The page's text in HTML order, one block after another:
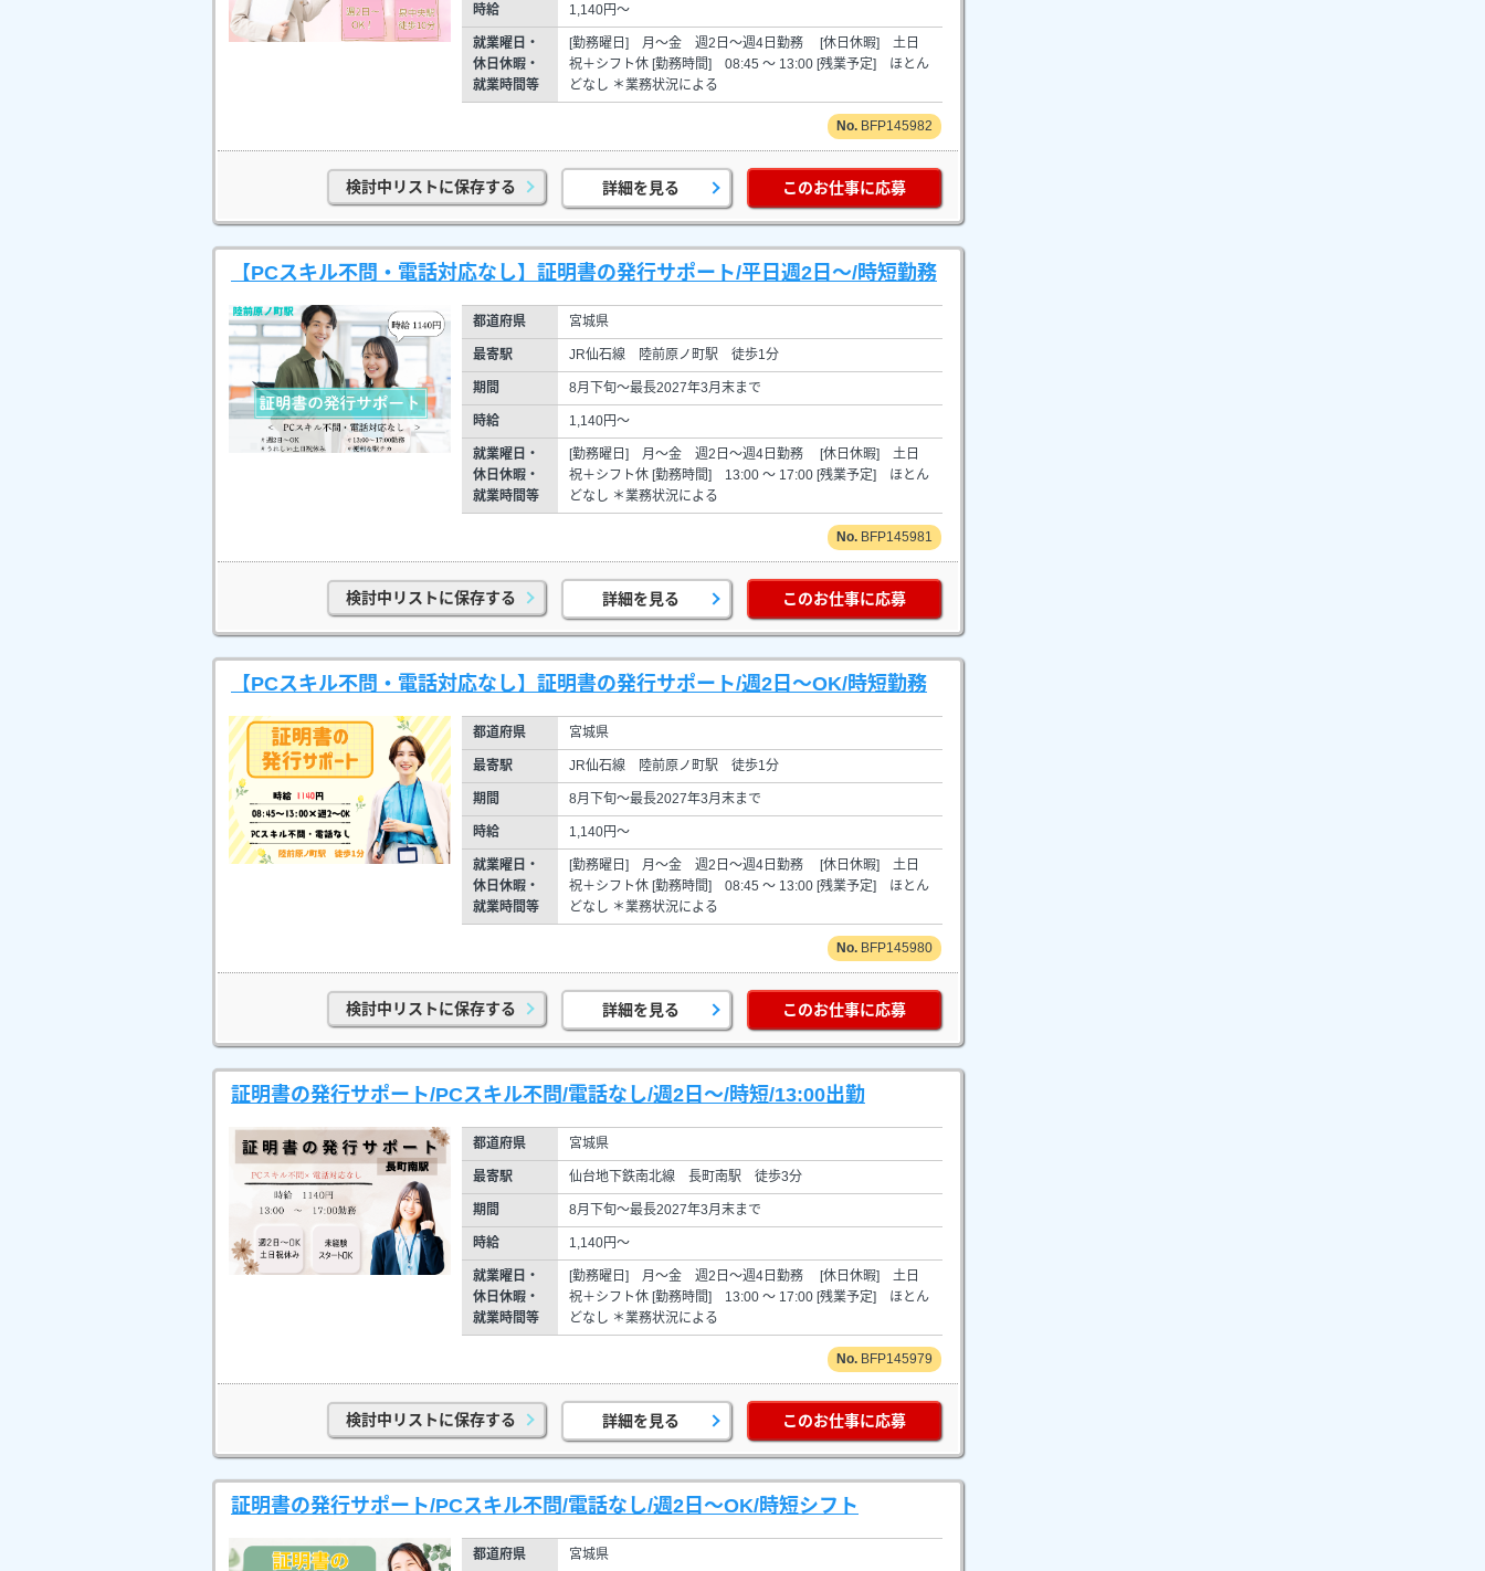
時給 1,140円～
就業曜日・
休日休暇・
就業時間等
[勤務曜日] 月～金 週2日～週4日勤務 [休日休暇] 土日
祝＋シフト休 [勤務時間] 08:45 ～ 13:00 [残業予定] ほとん
どなし ＊業務状況による
BFP145982
検討中リストに保存する 詳細を見る このお仕事に応募
【PCスキル不問・電話対応なし】証明書の発行サポート/平日週2日～/時短勤務
都道府県 宮城県
最寄駅 JR仙石線 陸前原ノ町駅 徒歩1分
期間 8月下旬～最長2027年3月末まで
時給 1,140円～
就業曜日・
休日休暇・
就業時間等
[勤務曜日] 月～金 週2日～週4日勤務 [休日休暇] 土日
祝＋シフト休 [勤務時間] 13:00 ～ 17:00 [残業予定] ほとん
どなし ＊業務状況による
BFP145981
検討中リストに保存する 詳細を見る このお仕事に応募
【PCスキル不問・電話対応なし】証明書の発行サポート/週2日～OK/時短勤務
都道府県 宮城県
最寄駅 JR仙石線 陸前原ノ町駅 徒歩1分
期間 8月下旬～最長2027年3月末まで
時給 1,140円～
就業曜日・
休日休暇・
就業時間等
[勤務曜日] 月～金 週2日～週4日勤務 [休日休暇] 土日
祝＋シフト休 [勤務時間] 08:45 ～ 13:00 [残業予定] ほとん
どなし ＊業務状況による
BFP145980
検討中リストに保存する 詳細を見る このお仕事に応募
証明書の発行サポート/PCスキル不問/電話なし/週2日～/時短/13:00出勤
都道府県 宮城県
最寄駅 仙台地下鉄南北線 長町南駅 徒歩3分
期間 8月下旬～最長2027年3月末まで
時給 1,140円～
就業曜日・
休日休暇・
就業時間等
[勤務曜日] 月～金 週2日～週4日勤務 [休日休暇] 土日
祝＋シフト休 [勤務時間] 13:00 ～ 17:00 [残業予定] ほとん
どなし ＊業務状況による
BFP145979
検討中リストに保存する 詳細を見る このお仕事に応募
証明書の発行サポート/PCスキル不問/電話なし/週2日～OK/時短シフト
都道府県 宮城県